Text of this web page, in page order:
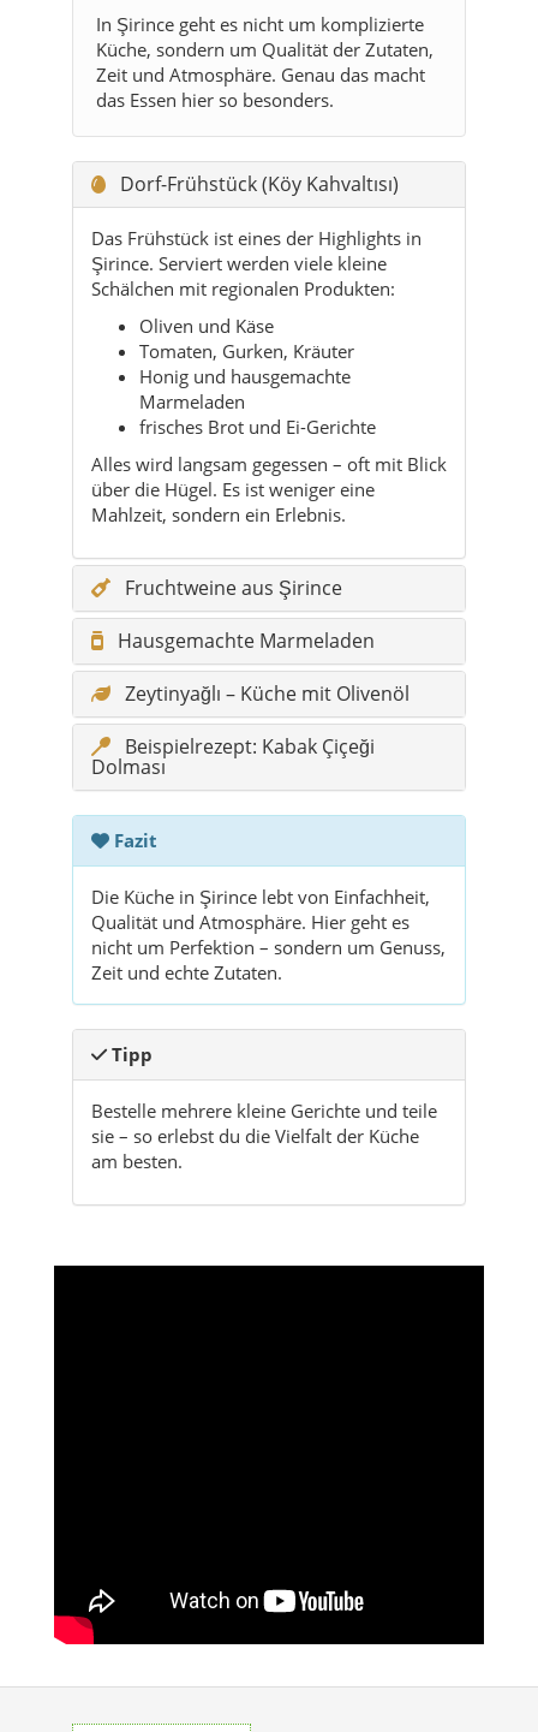
In Şirince geht es nicht um komplizierte
Küche, sondern um Qualität der Zutaten,
Zeit und Atmosphäre. Genau das macht
das Essen hier so besonders.
Dorf-Frühstück (Köy Kahvaltısı)
Das Frühstück ist eines der Highlights in
Şirince. Serviert werden viele kleine
Schälchen mit regionalen Produkten:
Oliven und Käse
Tomaten, Gurken, Kräuter
Honig und hausgemachte
Marmeladen
frisches Brot und Ei-Gerichte
Alles wird langsam gegessen – oft mit Blick
über die Hügel. Es ist weniger eine
Mahlzeit, sondern ein Erlebnis.
Fruchtweine aus Şirince
Hausgemachte Marmeladen
Zeytinyağlı – Küche mit Olivenöl
Beispielrezept: Kabak Çiçeği
Dolması
Fazit
Die Küche in Şirince lebt von Einfachheit,
Qualität und Atmosphäre. Hier geht es
nicht um Perfektion – sondern um Genuss,
Zeit und echte Zutaten.
Tipp
Bestelle mehrere kleine Gerichte und teile
sie – so erlebst du die Vielfalt der Küche
am besten.